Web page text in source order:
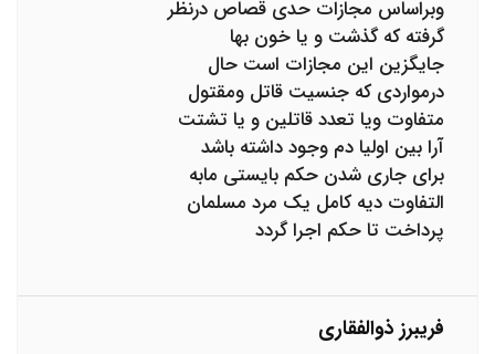
وبراساس مجازات حدی قصاص درنظر
گرفته که گذشت و یا خون بها
جایگزین این مجازات است حال
درمواردی که جنسیت قاتل ومقتول
متفاوت ویا تعدد قاتلین و یا تشتت
آرا بین اولیا دم وجود داشته باشد
برای جاری شدن حکم بایستی مابه
التفاوت دیه کامل یک مرد مسلمان
پرداخت تا حکم اجرا گردد
فریبرز ذوالفقاری